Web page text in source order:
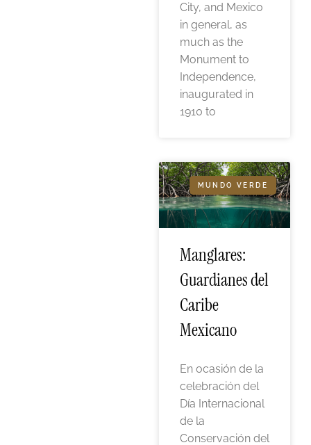
City, and Mexico
in general, as
much as the
Monument to
Independence,
inaugurated in
1910 to
MUNDO VERDE
Manglares:
Guardianes del
Caribe
Mexicano
En ocasión de la
celebración del
Día Internacional
de la
Conservación del